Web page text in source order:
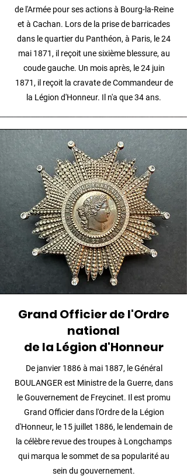
de l'Armée pour ses actions à Bourg-la-Reine
et à Cachan. Lors de la prise de barricades
dans le quartier du Panthéon, à Paris, le 24
mai 1871, il reçoit une sixième blessure, au
coude gauche. Un mois après, le 24 juin
1871, il reçoit la cravate de Commandeur de
la Légion d'Honneur. Il n'a que 34 ans.
Grand Officier de l'Ordre
national
de la Légion d'Honneur
De janvier 1886 à mai 1887, le Général
BOULANGER est Ministre de la Guerre, dans
le Gouvernement de Freycinet. Il est promu
Grand Officier dans l'Ordre de la Légion
d'Honneur, le 15 juillet 1886, le lendemain de
la célèbre revue des troupes à Longchamps
qui marqua le sommet de sa popularité au
sein du gouvernement.